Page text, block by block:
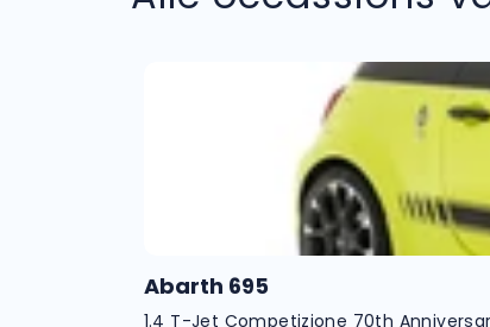
Abarth 695
1.4 T-Jet Competizione 70th